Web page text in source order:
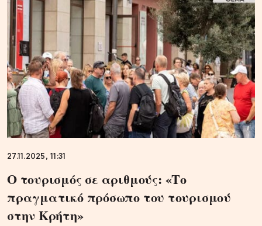
27.11.2025, 11:31
Ο τουρισμός σε αριθμούς: «Το
πραγματικό πρόσωπο του τουρισμού
στην Κρήτη»